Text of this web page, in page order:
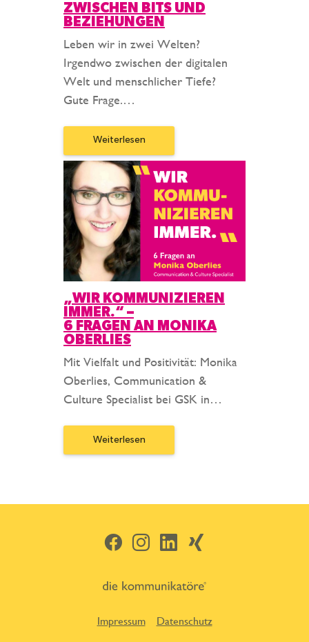
ZWISCHEN BITS UND
BEZIEHUNGEN
Leben wir in zwei Welten?
Irgendwo zwischen der digitalen
Welt und menschlicher Tiefe?
Gute Frage.…
Weiterlesen
„WIR KOMMUNIZIEREN
IMMER.“ –
6 FRAGEN AN MONIKA
OBERLIES
Mit Vielfalt und Positivität: Monika
Oberlies, Communication &
Culture Specialist bei GSK in…
Weiterlesen
FacebookInstagramLinkedInXing
Impressum Datenschutz